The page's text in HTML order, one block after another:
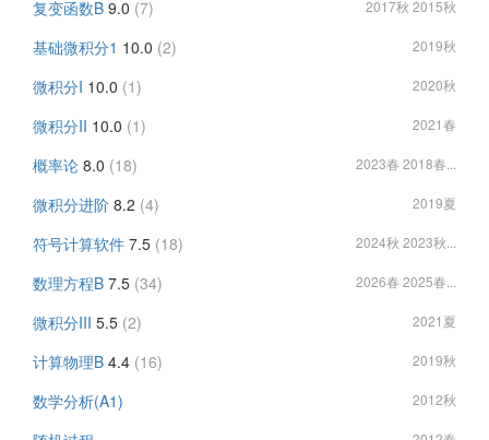
复变函数B 9.0 (7) 2017秋 2015秋
基础微积分1 10.0 (2) 2019秋
微积分I 10.0 (1) 2020秋
微积分II 10.0 (1) 2021春
概率论 8.0 (18) 2023春 2018春...
微积分进阶 8.2 (4) 2019夏
符号计算软件 7.5 (18) 2024秋 2023秋...
数理方程B 7.5 (34) 2026春 2025春...
微积分III 5.5 (2) 2021夏
计算物理B 4.4 (16) 2019秋
数学分析(A1) 2012秋